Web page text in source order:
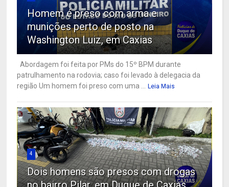
Homem é preso com arma e
munições perto de posto na
Washington Luiz, em Caxias
Abordagem foi feita por PMs do 15º BPM durante
patrulhamento na rodovia; caso foi levado à delegacia da
região Um homem foi preso com uma ... Leia Mais
4
Dois homens são presos com drogas